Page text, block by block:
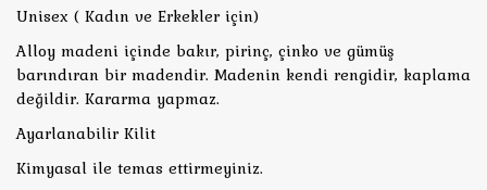
Unisex ( Kadın ve Erkekler için)
Alloy madeni içinde bakır, pirinç, çinko ve gümüş
barındıran bir madendir. Madenin kendi rengidir, kaplama
değildir. Kararma yapmaz.
Ayarlanabilir Kilit
Kimyasal ile temas ettirmeyiniz.